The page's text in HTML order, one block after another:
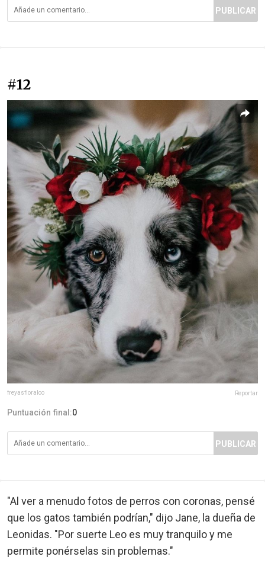
PUBLICAR
#12
freyasfloralco Reportar
Puntuación final:0
PUBLICAR
"Al ver a menudo fotos de perros con coronas, pensé
que los gatos también podrían," dijo Jane, la dueña de
Leonidas. "Por suerte Leo es muy tranquilo y me
permite ponérselas sin problemas."